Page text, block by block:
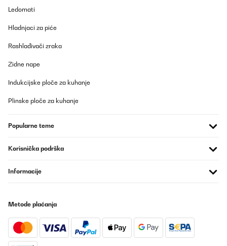
riscontrato guasti né cali di prestazioni, e le stoviglie escono
una lavastoviglie compatta, affidabile e duratura, questa
degli elettrodomestici più utili in casa.
Dopo due anni di utilizzo, posso dire che questa mini
silenziosa e continua a funzionare senza problemi, dimostrando
la sua qualità e affidabilità.Punti di forza:Perfetta per spazi
coppie. Occupa poco spazio sul piano di lavoro e si integra bene
nell’ambiente.Efficiente: I 7 programmi di lavaggio coprono ogni
rumore è minimo, rendendola adatta anche per l’uso serale.Facile
da installare: Si collega rapidamente e non richiede particolari
competenze tecniche.Risparmio di acqua ed energia: Perfetta per
chi vuole un’opzione ecologica senza sprechi.Dopo due anni:La
macchina continua a lavare in modo impeccabile. Non ho
riscontrato guasti né cali di prestazioni, e le stoviglie escono
Ledomati
Hladnjaci za piće
Rashlađivači zraka
Zidne nape
Indukcijske ploče za kuhanje
Plinske ploče za kuhanje
Popularne teme
Korisnička podrška
Informacije
Metode plaćanja